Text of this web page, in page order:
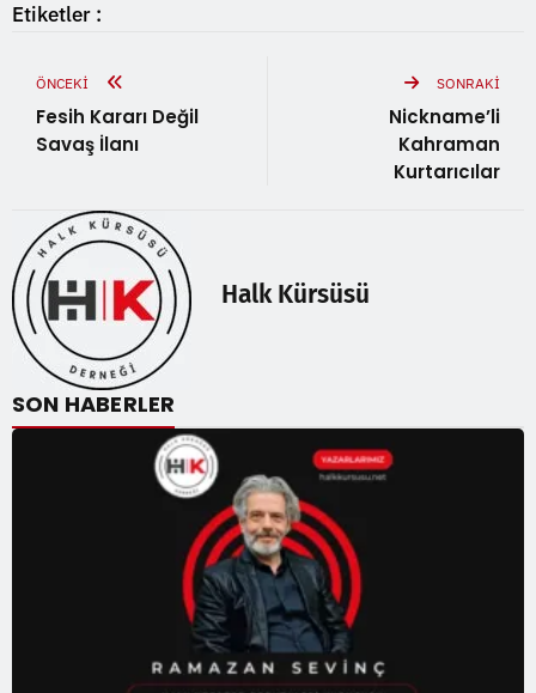
Etiketler :
ÖNCEKI
Fesih Kararı Değil
Savaş İlanı
SONRAKI
Nickname’li
Kahraman
Kurtarıcılar
Halk Kürsüsü
SON HABERLER